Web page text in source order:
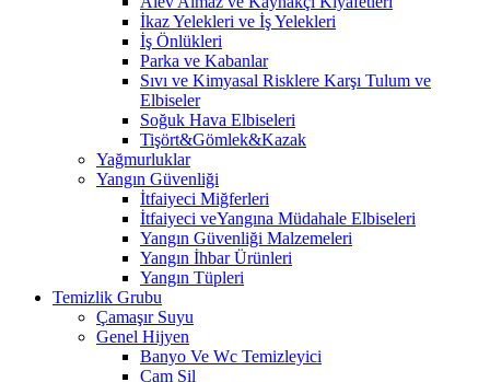
İkaz Yelekleri ve İş Yelekleri
İş Önlükleri
Parka ve Kabanlar
Sıvı ve Kimyasal Risklere Karşı Tulum ve
Elbiseler
Soğuk Hava Elbiseleri
Tişört&Gömlek&Kazak
Yağmurluklar
Yangın Güvenliği
İtfaiyeci Miğferleri
İtfaiyeci veYangına Müdahale Elbiseleri
Yangın Güvenliği Malzemeleri
Yangın İhbar Ürünleri
Yangın Tüpleri
Temizlik Grubu
Çamaşır Suyu
Genel Hijyen
Banyo Ve Wc Temizleyici
Cam Sil